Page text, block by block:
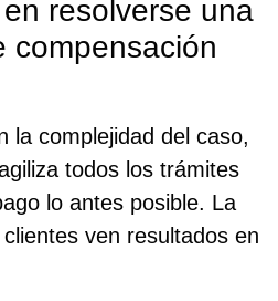
resolverse una
compensación
la complejidad del caso,
todos los trámites
lo antes posible. La
ven resultados en